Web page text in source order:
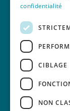
Copyrights
confidentialité
CIBLAGE
NON